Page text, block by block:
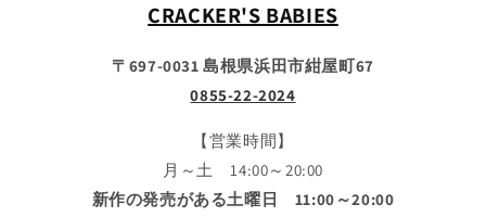
CRACKER'S BABIES
〒697-0031 島根県浜田市紺屋町67
0855-22-2024
【営業時間】
月～土 14:00～20:00
新作の発売がある土曜日 11:00～20:00